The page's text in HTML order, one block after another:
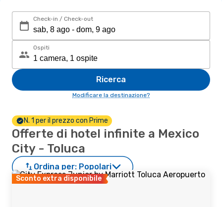
Check-in / Check-out
Ospiti
Ricerca
Modificare la destinazione?
N. 1 per il prezzo con Prime
Offerte di hotel infinite a Mexico
City - Toluca
Ordina per: Popolari
Sconto extra disponibile